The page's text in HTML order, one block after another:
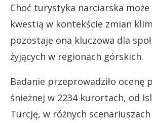
Choć turystyka narciarska może
kwestią w kontekście zmian
pozostaje ona kluczowa dla
żyjących w regionach górskich.
Badanie przeprowadziło ocenę
śnieżnej w 2234 kurortach, od
Turcję, w różnych